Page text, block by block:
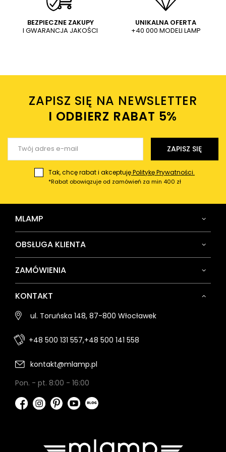
Dodaj własne zdjęcie produktu:
Twoje imię
Twój email
BEZPIECZNE ZAKUPY
I GWARANCJA JAKOŚCI
UNIKALNA OFERTA
+40 000 MODELI LAMP
ZAPISZ SIĘ NA NEWSLETTER
I ODBIERZ RABAT 5%ㅤ
ZAPISZ SIĘ
Tak, chcę rabat i akceptujęPolitykę Prywatności.
*Rabat obowiązuje od zamówień za min 400 zł
MLAMP
OBSŁUGA KLIENTA
ZAMÓWIENIA
KONTAKT
ul. Toruńska 148, 87-800 Włocławek
+48 500 131 557,+48 500 141 558
kontakt@mlamp.pl
Pon. - pt. 8:00 - 16:00